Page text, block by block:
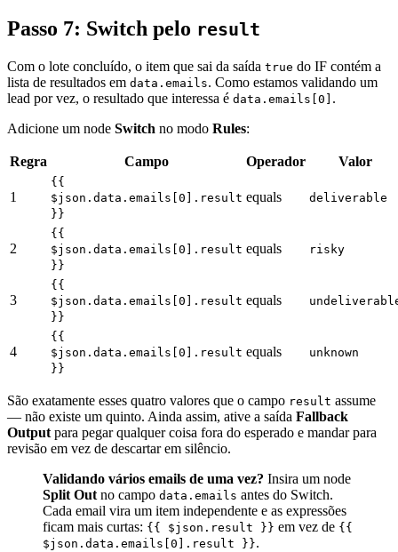
Passo 7: Switch pelo result
Com o lote concluído, o item que sai da saída true do IF contém a
lista de resultados em data.emails. Como estamos validando um
lead por vez, o resultado que interessa é data.emails[0] .
Adicione um node Switch no modo Rules:
Regra Campo Operador Valor
1
{{
$json.data.emails[0].result
}}
equals deliverable
2
{{
$json.data.emails[0].result
}}
equals risky
3
{{
$json.data.emails[0].result
}}
equals
4
{{
$json.data.emails[0].result
}}
equals unknown
São exatamente esses quatro valores que o campo result assume
— não existe um quinto. Ainda assim, ative a saída Fallback
Output para pegar qualquer coisa fora do esperado e mandar para
revisão em vez de descartar em silêncio.
Validando vários emails de uma vez? Insira um node
Split Out no campo data.emails antes do Switch.
Cada email vira um item independente e as expressões
ficam mais curtas: {{ $json.result }} em vez de {{
$json.data.emails[0].result }}.